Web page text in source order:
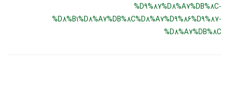
%D9%87%D8%A7%DB%8C-
%D8%B1%D8%A7%DB%8C%D8%A7%D9%86%D9%87-
%D8%A7%DB%8C